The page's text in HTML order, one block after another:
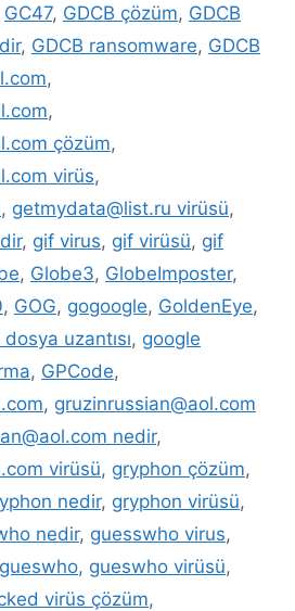
GC47, GDCB çözüm, GDCB
, GDCB ransomware, GDCB
,
,
çözüm,
virüs,
, getmydata@list.ru virüsü,
, gif virus, gif virüsü, gif
, Globe3, GlobeImposter,
, GOG, gogoogle, GoldenEye,
uzantısı, google
, GPCode,
, gruzinrussian@aol.com
nedir,
virüsü, gryphon çözüm,
nedir, gryphon virüsü,
nedir, guesswho virus,
gueswho, gueswho virüsü,
virüs çözüm,